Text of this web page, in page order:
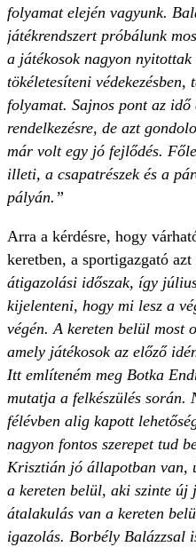
folyamat elején vagyunk.
játékrendszert próbálunk
a játékosok nagyon
tökéletesíteni védekezésben,
folyamat. Sajnos pont az
rendelkezésre, de azt
már volt egy jó fejlődés.
illeti, a csapatrészek és a
pályán.”
Arra a kérdésre, hogy
keretben, a sportigazgató azt
átigazolási időszak, így
kijelenteni, hogy mi lesz a
végén. A kereten belül most
amely játékosok az előző
Itt említeném meg Botka
mutatja a felkészülés
félévben alig kapott
nagyon fontos szerepet tud
Krisztián jó állapotban van,
a kereten belül, aki szinte új
átalakulás van a kereten
igazolás. Borbély Balázzsal